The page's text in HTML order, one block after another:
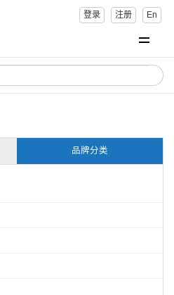
登录 注册 En
品牌分类